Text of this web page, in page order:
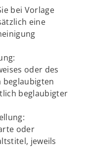
bei Vorlage
eine
oder des
beglaubigten
beglaubigter
oder
jeweils